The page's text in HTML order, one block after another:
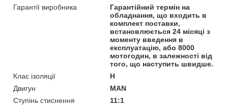
Гарантії виробника
Гарантійний термін на
обладнання, що входить в
комплект поставки,
встановлюється 24 місяці з
моменту введення в
експлуатацію, або 8000
мотогодин, в залежності від
того, що наступить швидше.
Клас ізоляції
H
Двигун
MAN
Ступінь стиснення
11:1